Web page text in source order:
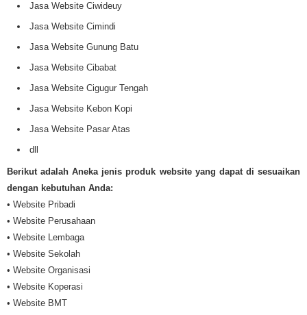
Jasa Website Ciwideuy
Jasa Website Cimindi
Jasa Website Gunung Batu
Jasa Website Cibabat
Jasa Website Cigugur Tengah
Jasa Website Kebon Kopi
Jasa Website Pasar Atas
dll
Berikut adalah Aneka jenis produk website yang dapat di sesuaikan
dengan kebutuhan Anda:
• Website Pribadi
• Website Perusahaan
• Website Lembaga
• Website Sekolah
• Website Organisasi
• Website Koperasi
• Website BMT